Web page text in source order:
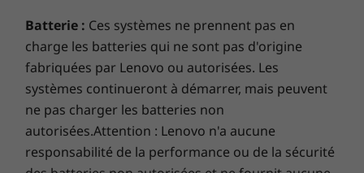
Les spécifications peuvent varier selon la région ou le modèle.
Batterie : Ces systèmes ne prennent pas en
charge les batteries qui ne sont pas d'origine
fabriquées par Lenovo ou autorisées. Les
systèmes continueront à démarrer, mais peuvent
ne pas charger les batteries non
autorisées.Attention : Lenovo n'a aucune
responsabilité de la performance ou de la sécurité